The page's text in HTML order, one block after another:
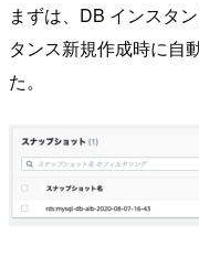
まずは、DB インスタ
タンス新規作成時に自
た。